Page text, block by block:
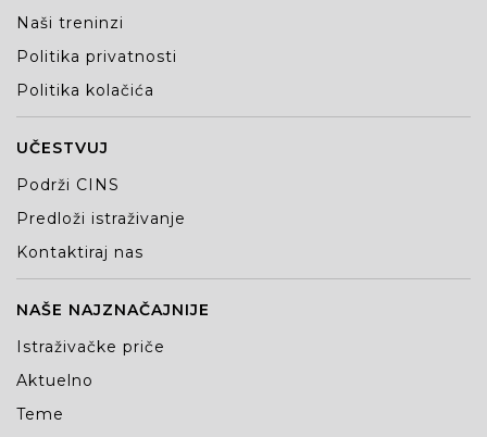
Naši treninzi
Politika privatnosti
Politika kolačića
UČESTVUJ
Podrži CINS
Predloži istraživanje
Kontaktiraj nas
NAŠE NAJZNAČAJNIJE
Istraživačke priče
Aktuelno
Teme